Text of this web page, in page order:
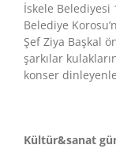
İskele
Belediye
Şef Ziya Başkal
şarkılar
konser
Kültür&sanat